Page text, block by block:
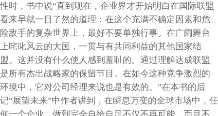
性时，书中说“直到现在，企业界才开始明白在国际联盟
看来早就一目了然的道理：在这个充满不确定因素和危
险敌手的复杂世界上，最好不要单独行事。在广阔舞台
上咤叱风云的大国，一贯与有共同利益的其他国家结
盟。这并没有什么使人感到羞耻的。通过理解达成联盟
是所有杰出战略家的保留节目。在如今这种竞争激烈的
环境中，它对公司经理来说也是有效的。”在本书的后
记“展望未来”中作者讲到，在瞬息万变的全球市场中，任
何一个企业，做到完全自给自足不仅不再可能，而且不